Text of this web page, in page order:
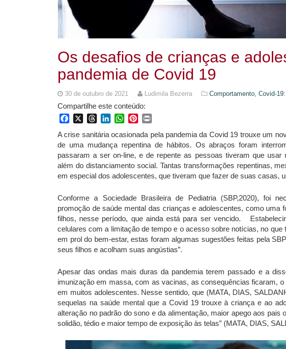
Os desafios de crianças e
pandemia de Covid 19
30 de outubro de 2021 Ludimila Bezerra Comportamento, Covid-
Compartilhe este conteúdo:
FacebookThreadsLinkedInWhatsApp
Pinterest
A crise sanitária ocasionada pela pandemia da Covid 19 trouxe um
de uma mudança repentina de hábitos. Os abraços foram
passaram a ser on-line, e de repente as pessoas tiveram que usar
além do distanciamento social. Tantas transformações repentinas,
em especial dos adolescentes, que tiveram que fazer de suas casas,
Conforme a Sociedade Brasileira de Pediatria (SBP,2020), foi
promoção de saúde mental das crianças e adolescentes, como uma
filhos, nesse período, que ainda está para ser vencido.
celulares com a limitação de tempo e o acesso sobre notícias, no
em prol do bem-estar, estas foram algumas sugestões feitas pela
seus filhos e acolham suas angústias”.
Apesar das ondas mais duras da pandemia terem passado e a
imunização em massa, com as vacinas, as consequências ficaram,
em muitos adolescentes. Nesse sentido, que (MATA, DIAS,
sequelas na saúde mental que a Covid 19 trouxe à criança e ao
alteração no padrão do sono e da alimentação, maior apego aos pais
solidão, tédio e maior tempo de exposição às telas” (MATA, DIAS,